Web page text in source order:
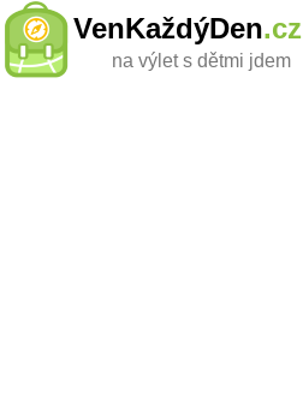
VenKaždýDen.cz
na výlet s dětmi jdem